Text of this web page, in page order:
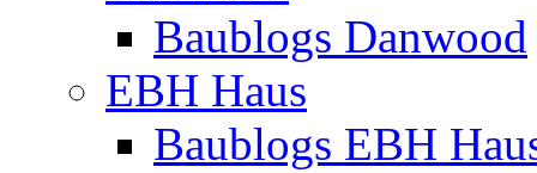
Baublogs Danwood
EBH Haus
Baublogs EBH